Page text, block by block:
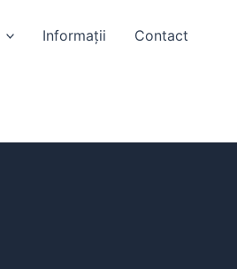
Informații Contact